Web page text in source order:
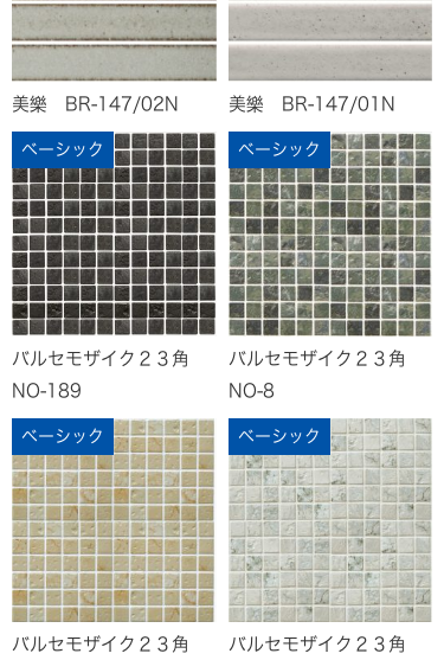
美樂 BR-147/02N 美樂 BR-147/01N
バルセモザイク２３角
NO-189
ベーシック
バルセモザイク２３角
NO-8
ベーシック
バルセモザイク２３角
ベーシック
バルセモザイク２３角
ベーシック